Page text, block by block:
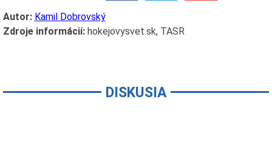
Autor: Kamil Dobrovský
Zdroje informácií:hokejovysvet.sk, TASR
DISKUSIA